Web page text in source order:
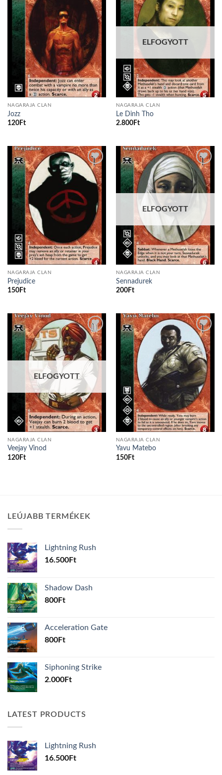
Add to
wishlist
NAGARAJA CLAN
Jozz
120Ft
Add to
wishlist
ELFOGYOTT
NAGARAJA CLAN
Le Dinh Tho
2.800Ft
Add to
wishlist
NAGARAJA CLAN
Prejudice
150Ft
Add to
wishlist
ELFOGYOTT
NAGARAJA CLAN
Sennadurek
200Ft
Add to
wishlist
ELFOGYOTT
NAGARAJA CLAN
Veejay Vinod
120Ft
Add to
wishlist
NAGARAJA CLAN
Yavu Matebo
150Ft
LEÚJABB TERMÉKEK
Lightning Rush
16.500Ft
Shadow Dash
800Ft
Acceleration Gate
800Ft
Siphoning Strike
2.000Ft
LATEST PRODUCTS
Lightning Rush
16.500Ft